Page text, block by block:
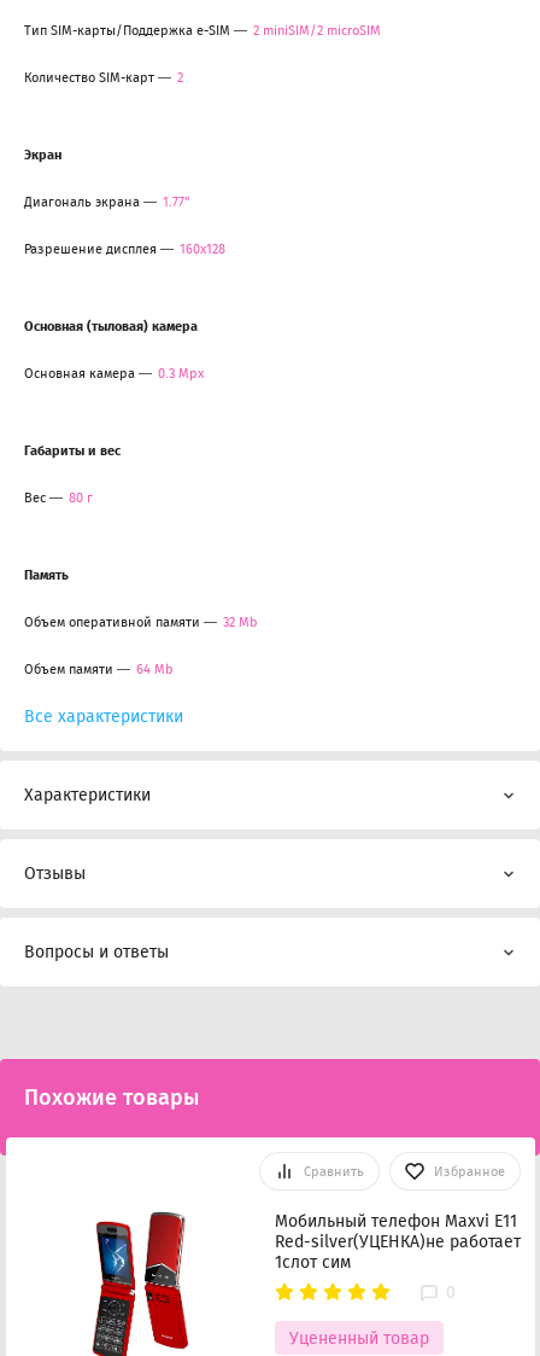
Тип SIM-карты/Поддержка e-SIM 2 miniSIM/2 microSIM
Количество SIM-карт 2
Экран
Диагональ экрана 1.77"
Разрешение дисплея 160x128
Основная (тыловая) камера
Основная камера 0.3 Мрх
Габариты и вес
Вес 80 г
Память
Объем оперативной памяти 32 Mb
Объем памяти 64 Mb
Все характеристики
Характеристики
Отзывы
Вопросы и ответы
Похожие товары
Сравнить Избранное
Мобильный телефон Maxvi E11
Red-silver(УЦЕНКА)не работает
1слот сим
0
Уцененный товар